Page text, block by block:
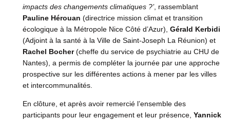
impacts des changements climatiques ?’, rassemblant
Pauline Hérouan (directrice mission climat et transition
écologique à la Métropole Nice Côté d’Azur), Gérald Kerbidi
(Adjoint à la santé à la Ville de Saint-Joseph La Réunion) et
Rachel Bocher(cheffe du service de psychiatrie au CHU de
Nantes), a permis de compléter la journée par une approche
prospective sur les différentes actions à mener par les villes
et intercommunalités.
En clôture, et après avoir remercié l’ensemble des
participants pour leur engagement et leur présence, Yannick